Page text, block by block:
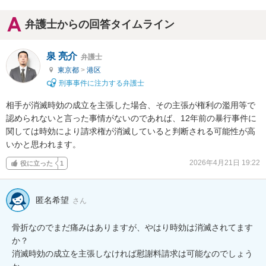
弁護士からの回答タイムライン
泉 亮介 弁護士
東京都 > 港区
刑事事件に注力する弁護士
相手が消滅時効の成立を主張した場合、その主張が権利の濫用等で
認められないと言った事情がないのであれば、12年前の暴行事件に
関しては時効により請求権が消滅していると判断される可能性が高
いかと思われます。
役に立った 1 2026年4月21日 19:22
匿名希望 さん
骨折なのでまだ痛みはありますが、やはり時効は消滅されてます
か？
消滅時効の成立を主張しなければ慰謝料請求は可能なのでしょう